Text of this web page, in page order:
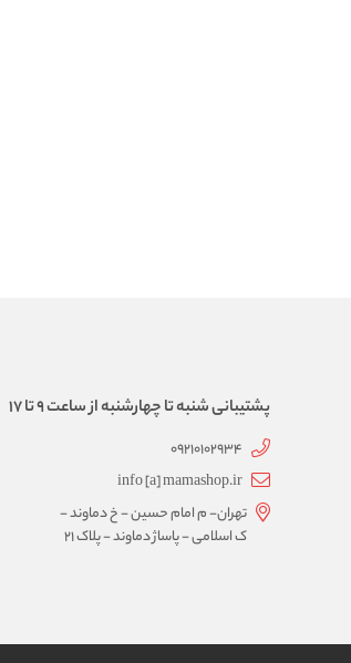
پشتیبانی شنبه تا چهارشنبه از ساعت 9 تا 17
09210102934
info [a] mamashop.ir
تهران- م امام حسین - خ دماوند -
ک اسلامی - پاساژ دماوند - پلاک 21